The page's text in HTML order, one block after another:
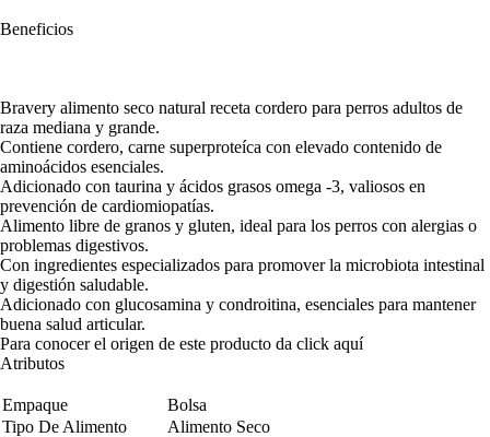
Beneficios
Bravery alimento seco natural receta cordero para perros adultos de
raza mediana y grande.
Contiene cordero, carne superproteíca con elevado contenido de
aminoácidos esenciales.
Adicionado con taurina y ácidos grasos omega -3, valiosos en
prevención de cardiomiopatías.
Alimento libre de granos y gluten, ideal para los perros con alergias o
problemas digestivos.
Con ingredientes especializados para promover la microbiota intestinal
y digestión saludable.
Adicionado con glucosamina y condroitina, esenciales para mantener
buena salud articular.
Para conocer el origen de este producto da click aquí
Atributos
Empaque
Bolsa
Tipo De Alimento
Alimento Seco